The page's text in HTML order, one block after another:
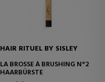
HAIR RITUEL BY SISLEY
LA BROSSE À BRUSHING N°2
HAARBÜRSTE